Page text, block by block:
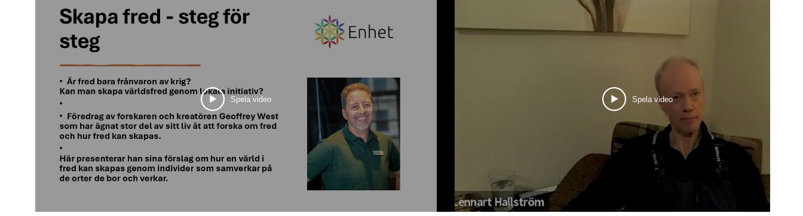
småskalighet och rättvis handel ♥ vi har utbyggda, billiga och miljövänliga
kommunikationssystem som gör det lättare för oss människor att träffas och vara
tillsammans ♥ vi har skapat ett samhälle där alla känner sig trygga, och som är fritt från
drogmissbruk, kriminalitet, våld och mobbning ♥ vi lever i harmoni med naturen och
behandlar den som ett med oss själva, prioriterar livet och den ekologiska balansen framför
ensidig ekonomisk tillväxt ♥ vi har ett räntefritt, spekulations- och inflationsfritt samhälle,
utbyte av varor och tjänster​​​​​​​​ ♥ vi har en etisk och moralisk grund som överbryggar kulturella,
traditionella, nationella, internationella och religiösa motsättningar ♥ vi har en utvecklad
och fördjupad demokrati som bygger på människors delaktighet och ansvar, samt ett
politiskt system som gynnar samverkan och enighet ♥ vi känner inte längre rädsla för intrång
från omvärlden, därför har vi nedrustat och använder våra resurser till att hjälpa oss själva
och andra människor​ ♥ vi har ett världssamarbete som demokratiskt samordnar jordens
resurser efter människors basbehov och skapar miljöriktiga förutsättningar för en varaktigt
trygg och fredlig tillvaro på vår planet Tycker du om det du ser och hör? Kan ovanstående
visioner vara i linje med ditt drömsamhälle? Enhets vision är att skapa det samhälle som vi
tror att alla innerst inne vill ha. Enhet har varit med i samtliga riksdagsval sedan Enhet
grundades 1990. Vill du att Enhet ska finnas med i nästa riksdagsval? Bli medlem eller
registrera dig för vårt nyhetsbrev. Swisha gärna en gåva till 123 535 01 86 Varmt tack för ditt
stöd! Partiet Enhet: https://www.enhet.se/ Facebook: / enhet.se / enhet Twitter: /
Spela video Spela video